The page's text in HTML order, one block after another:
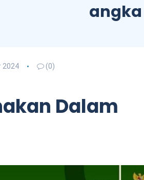
angka
2024 (0)
Dalam